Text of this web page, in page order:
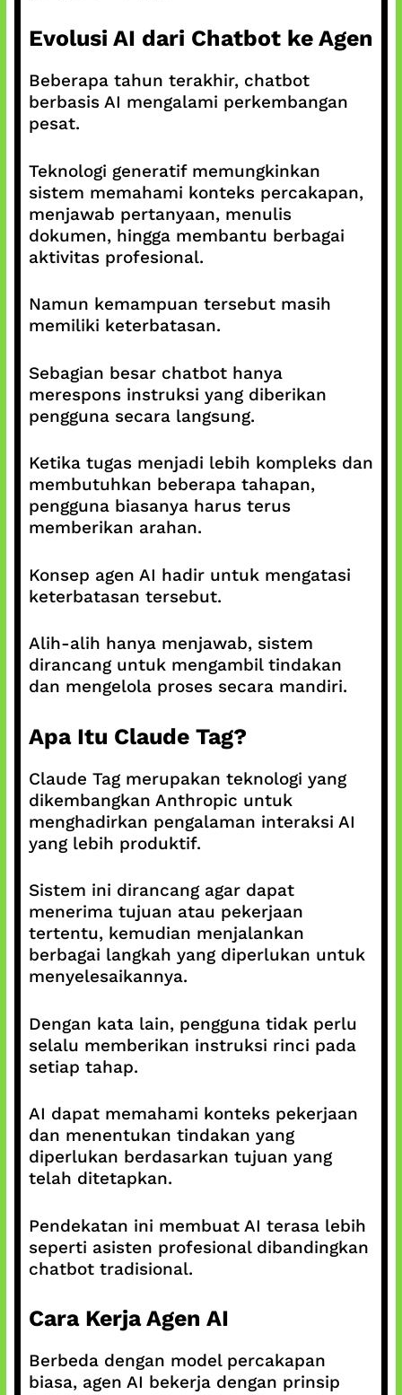
Evolusi AI dari Chatbot ke Agen
Beberapa tahun terakhir, chatbot
berbasis AI mengalami perkembangan
pesat.
Teknologi generatif memungkinkan
sistem memahami konteks percakapan,
menjawab pertanyaan, menulis
dokumen, hingga membantu berbagai
aktivitas profesional.
Namun kemampuan tersebut masih
memiliki keterbatasan.
Sebagian besar chatbot hanya
merespons instruksi yang diberikan
pengguna secara langsung.
Ketika tugas menjadi lebih kompleks dan
membutuhkan beberapa tahapan,
pengguna biasanya harus terus
memberikan arahan.
Konsep agen AI hadir untuk mengatasi
keterbatasan tersebut.
Alih-alih hanya menjawab, sistem
dirancang untuk mengambil tindakan
dan mengelola proses secara mandiri.
Apa Itu Claude Tag?
Claude Tag merupakan teknologi yang
dikembangkan Anthropic untuk
menghadirkan pengalaman interaksi AI
yang lebih produktif.
Sistem ini dirancang agar dapat
menerima tujuan atau pekerjaan
tertentu, kemudian menjalankan
berbagai langkah yang diperlukan untuk
menyelesaikannya.
Dengan kata lain, pengguna tidak perlu
selalu memberikan instruksi rinci pada
setiap tahap.
AI dapat memahami konteks pekerjaan
dan menentukan tindakan yang
diperlukan berdasarkan tujuan yang
telah ditetapkan.
Pendekatan ini membuat AI terasa lebih
seperti asisten profesional dibandingkan
chatbot tradisional.
Cara Kerja Agen AI
Berbeda dengan model percakapan
biasa, agen AI bekerja dengan prinsip